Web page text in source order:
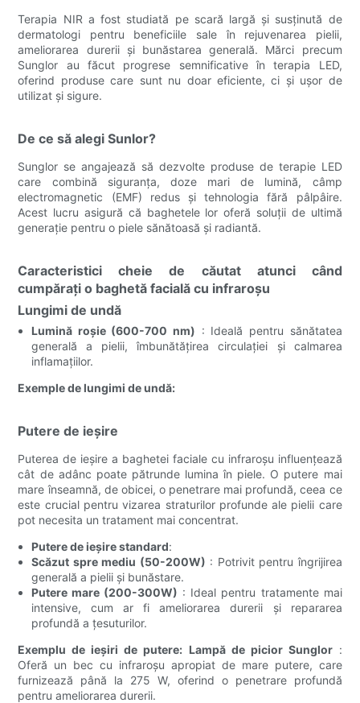
Terapia NIR a fost studiată pe scară largă și susținută de
dermatologi pentru beneficiile sale în rejuvenarea pielii,
ameliorarea durerii și bunăstarea generală. Mărci precum
Sunglor au făcut progrese semnificative în terapia LED,
oferind produse care sunt nu doar eficiente, ci și ușor de
utilizat și sigure.
De ce să alegi Sunlor?
Sunglor se angajează să dezvolte produse de terapie LED
care combină siguranța, doze mari de lumină, câmp
electromagnetic (EMF) redus și tehnologia fără pâlpâire.
Acest lucru asigură că baghetele lor oferă soluții de ultimă
generație pentru o piele sănătoasă și radiantă.
Caracteristici cheie de căutat atunci când
cumpărați o baghetă facială cu infraroșu
Lungimi de undă
Lumină roșie (600-700 nm) : Ideală pentru sănătatea
generală a pielii, îmbunătățirea circulației și calmarea
inflamațiilor.
Exemple de lungimi de undă:
Putere de ieșire
Puterea de ieșire a baghetei faciale cu infraroșu influențează
cât de adânc poate pătrunde lumina în piele. O putere mai
mare înseamnă, de obicei, o penetrare mai profundă, ceea ce
este crucial pentru vizarea straturilor profunde ale pielii care
pot necesita un tratament mai concentrat.
Putere de ieșire standard:
Scăzut spre mediu (50-200W) : Potrivit pentru îngrijirea
generală a pielii și bunăstare.
Putere mare (200-300W) : Ideal pentru tratamente mai
intensive, cum ar fi ameliorarea durerii și repararea
profundă a țesuturilor.
Exemplu de ieșiri de putere: Lampă de picior Sunglor:
Oferă un bec cu infraroșu apropiat de mare putere, care
furnizează până la 275 W, oferind o penetrare profundă
pentru ameliorarea durerii.